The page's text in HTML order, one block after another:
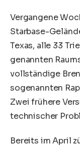
Vergangene
Starbase-
Texas, alle 33
genannten
vollständige
sogenannten
Zwei frühere
technischer
Bereits im April